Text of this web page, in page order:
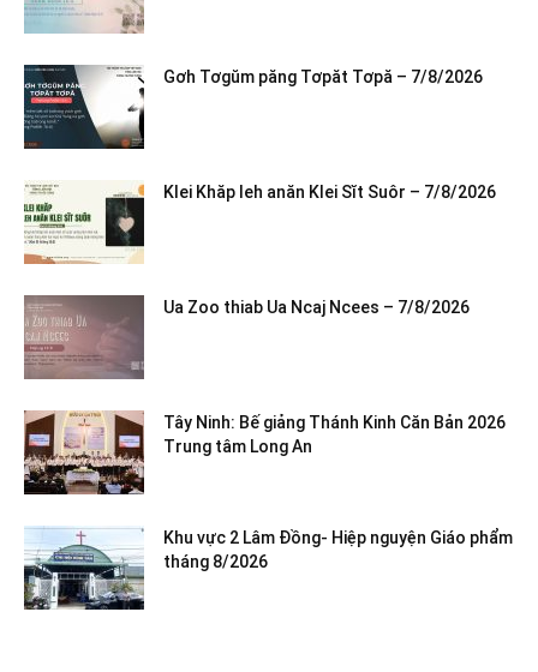
Gơh Tơgŭm păng Tơpăt Tơpă – 7/8/2026
Klei Khăp leh anăn Klei Sĭt Suôr – 7/8/2026
Ua Zoo thiab Ua Ncaj Ncees – 7/8/2026
Tây Ninh: Bế giảng Thánh Kinh Căn Bản 2026
Trung tâm Long An
Khu vực 2 Lâm Đồng- Hiệp nguyện Giáo phẩm
tháng 8/2026